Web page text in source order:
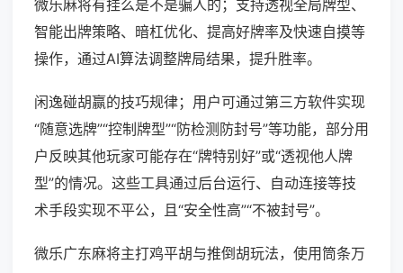
微乐麻将有挂么是不是骗人的；支持透视全局牌型、
智能出牌策略、暗杠优化、提高好牌率及快速自摸等
操作，通过AI算法调整牌局结果，提升胜率。
闲逸碰胡赢的技巧规律；用户可通过第三方软件实现
“随意选牌”“控制牌型”“防检测防封号”等功能，部分用
户反映其他玩家可能存在“牌特别好”或“透视他人牌
型”的情况。这些工具通过后台运行、自动连接等技
术手段实现不平公，且“安全性高”“不被封号”。
微乐广东麻将主打鸡平胡与推倒胡玩法，使用筒条万